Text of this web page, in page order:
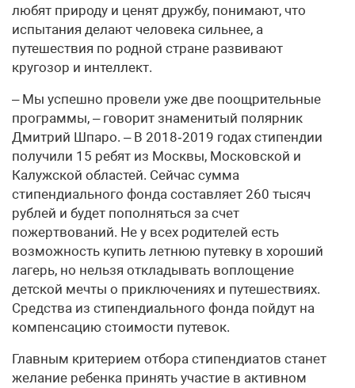
любят природу и ценят дружбу, понимают, что
испытания делают человека сильнее, а
путешествия по родной стране развивают
кругозор и интеллект.
– Мы успешно провели уже две поощрительные
программы, – говорит знаменитый полярник
Дмитрий Шпаро. – В 2018‑2019 годах стипендии
получили 15 ребят из Москвы, Московской и
Калужской областей. Сейчас сумма
стипендиального фонда составляет 260 тысяч
рублей и будет пополняться за счет
пожертвований. Не у всех родителей есть
возможность купить летнюю путевку в хороший
лагерь, но нельзя откладывать воплощение
детской мечты о приключениях и путешествиях.
Средства из стипендиального фонда пойдут на
компенсацию стоимости путевок.
Главным критерием отбора стипендиатов станет
желание ребенка принять участие в активном